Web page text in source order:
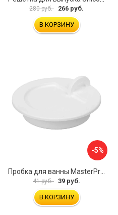
280 руб. 266 руб.
В КОРЗИНУ
-5%
41 руб. 39 руб.
В КОРЗИНУ